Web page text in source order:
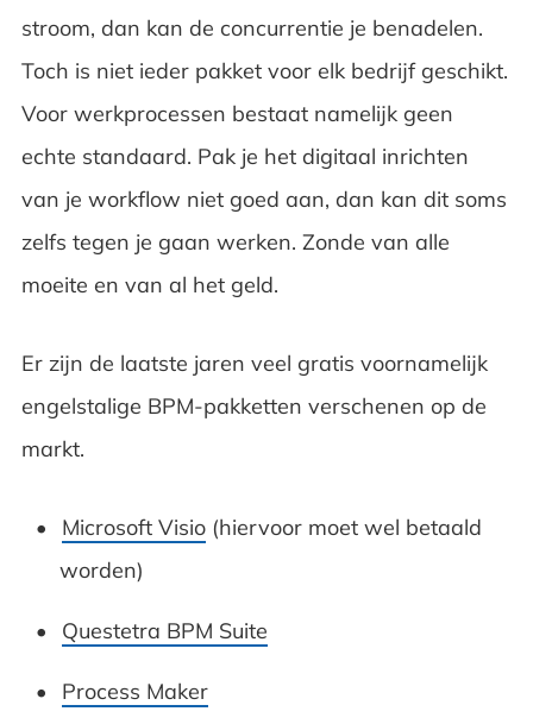
stroom, dan kan de concurrentie je benadelen.
Toch is niet ieder pakket voor elk bedrijf geschikt.
Voor werkprocessen bestaat namelijk geen
echte standaard. Pak je het digitaal inrichten
van je workflow niet goed aan, dan kan dit soms
zelfs tegen je gaan werken. Zonde van alle
moeite en van al het geld.
Er zijn de laatste jaren veel gratis voornamelijk
engelstalige BPM-pakketten verschenen op de
markt.
Microsoft Visio(hiervoor moet wel betaald
worden)
Questetra BPM Suite
Process Maker